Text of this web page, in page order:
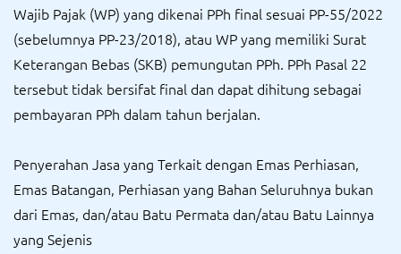
Wajib Pajak (WP) yang dikenai PPh final sesuai PP-55/2022
(sebelumnya PP-23/2018), atau WP yang memiliki Surat
Keterangan Bebas (SKB) pemungutan PPh. PPh Pasal 22
tersebut tidak bersifat final dan dapat dihitung sebagai
pembayaran PPh dalam tahun berjalan.
Penyerahan Jasa yang Terkait dengan Emas Perhiasan,
Emas Batangan, Perhiasan yang Bahan Seluruhnya bukan
dari Emas, dan/atau Batu Permata dan/atau Batu Lainnya
yang Sejenis